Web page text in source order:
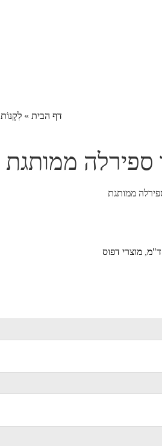
דף הבית » לִקְנוֹת
ספירלה ממותגת
ממותגת
, מוצרי דפוס